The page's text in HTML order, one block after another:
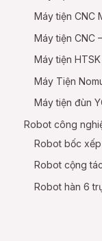
Máy tiện CNC
Máy tiện CNC
Máy tiện HTSK
Máy Tiện
Máy tiện đùn
Robot công
Robot bốc
Robot cộng
Robot hàn 6